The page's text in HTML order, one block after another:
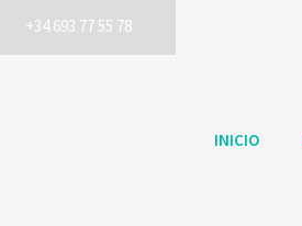
+34 693 77 55 78
INICIO